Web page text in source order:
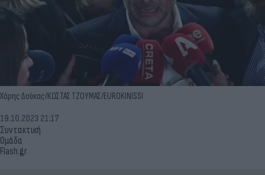
Χάρης Δούκας/ΚΩΣΤΑΣ ΤΖΟΥΜΑΣ/EUROKINISSI
Συντακτική
Ομάδα
Flash.gr
19.10.2023 21:17